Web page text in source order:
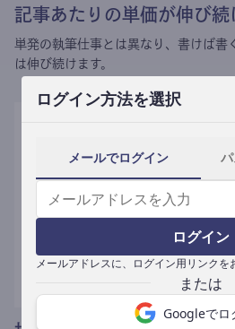
ログイン方法を選択
メールでログイン
ログイン
メールアドレスに、ログイン用リンクを
Googleでロ
記事あたりの単価が伸び続
単発の執筆仕事とは異なり、 書けば書
は伸び続けます。